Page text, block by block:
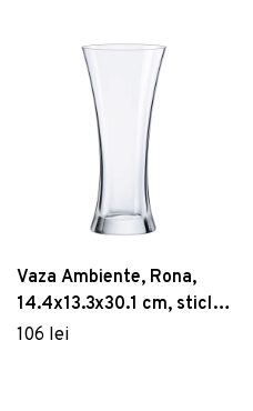
Vaza Ambiente, Rona,
14.4x13.3x30.1 cm, sticla,
transparent
106 lei